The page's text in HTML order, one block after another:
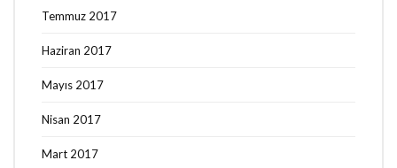
Temmuz 2017
Haziran 2017
Mayıs 2017
Nisan 2017
Mart 2017